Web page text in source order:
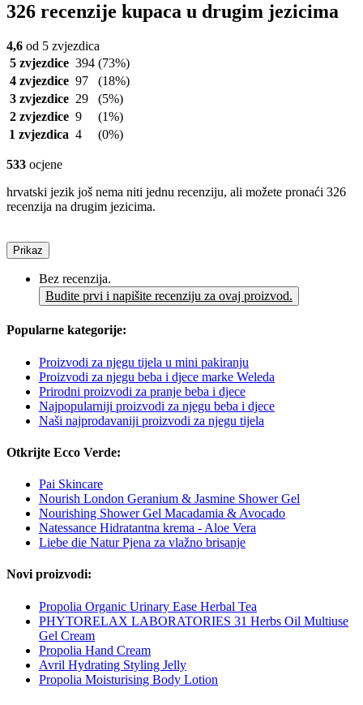
326 recenzije kupaca u drugim jezicima
4,6 od 5 zvjezdica
5 zvjezdice 394 (73%)
4 zvjezdice 97
(18%)
3 zvjezdice 29
(5%)
2 zvjezdice 9
(1%)
1 zvjezdica 4 (0%)
533 ocjene
hrvatski jezik još nema niti jednu recenziju, ali možete pronaći 326
recenzija na drugim jezicima.
Prikaz
Bez recenzija.
Budite prvi i napišite recenziju za ovaj proizvod.
Popularne kategorije:
Proizvodi za njegu tijela u mini pakiranju
Proizvodi za njegu beba i djece marke Weleda
Prirodni proizvodi za pranje beba i djece
Najpopularniji proizvodi za njegu beba i djece
Naši najprodavaniji proizvodi za njegu tijela
Otkrijte Ecco Verde:
Pai Skincare
Nourish London Geranium & Jasmine Shower Gel
Nourishing Shower Gel Macadamia & Avocado
Natessance Hidratantna krema - Aloe Vera
Liebe die Natur Pjena za vlažno brisanje
Novi proizvodi:
Propolia Organic Urinary Ease Herbal Tea
PHYTORELAX LABORATORIES 31 Herbs Oil Multiuse
Gel Cream
Propolia Hand Cream
Avril Hydrating Styling Jelly
Propolia Moisturising Body Lotion